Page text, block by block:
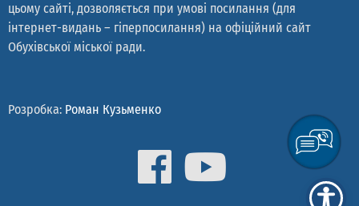
цьому сайті, дозволяється при умові посилання (для
інтернет-видань – гіперпосилання) на офіційний сайт
Обухівської міської ради.
Розробка: Роман Кузьменко